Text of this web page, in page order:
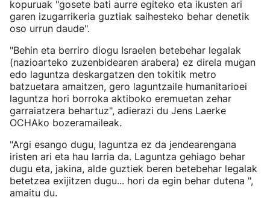
kopuruak "gosete bati aurre egiteko eta ikusten ari
garen izugarrikeria guztiak saihesteko behar denetik
oso urrun daude".
"Behin eta berriro diogu Israelen betebehar legalak
(nazioarteko zuzenbidearen arabera) ez direla mugan
edo laguntza deskargatzen den tokitik metro
batzuetara amaitzen, gero laguntzaile humanitarioei
laguntza hori borroka aktiboko eremuetan zehar
garraiatzera behartuz", adierazi du Jens Laerke
OCHAko bozeramaileak.
"Argi esango dugu, laguntza ez da jendearengana
iristen ari eta hau larria da. Laguntza gehiago behar
dugu eta, jakina, alde guztiek beren betebehar legalak
betetzea exijitzen dugu... hori da egin behar dutena ",
amaitu du.